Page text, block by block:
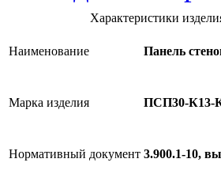
Характеристики
Наименование Панель
Марка изделия ПСП30-К13-
Нормативный документ 3.900.1-10,